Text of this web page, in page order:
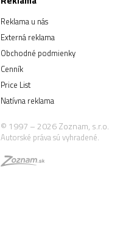
Reklama u nás
Externá reklama
Obchodné podmienky
Cenník
Price List
Natívna reklama
© 1997 – 2026 Zoznam, s.r.o.
Autorské práva sú vyhradené.